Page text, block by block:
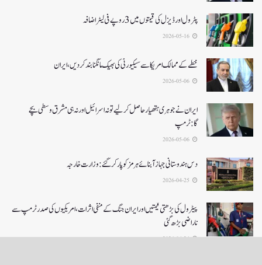
پٹرول اور ڈیزل کی قیمتوں میں 3 روپے فی لیٹر اضافہ
خطے کے ممالک امریکا سے سیکیورٹی کی بھیک مانگنا بند کر دیں، ایران
ایران نے جوہری ہتھیار حاصل کرلیے تو نہ اسرائیل اور نہ ہی مشرق وسطی بچے
گا:ٹرمپ
دس ہندوستانی جہاز آبنائے ہرمز کوپار کرگئے: وزارت خارجہ
پیٹرول کی بڑھتی قیمتیں اور ایران جنگ کے منفی اثرات ، امریکیوں کی صدر ٹرمپ سے
ناراضی بڑھ گئی
2026-04-24